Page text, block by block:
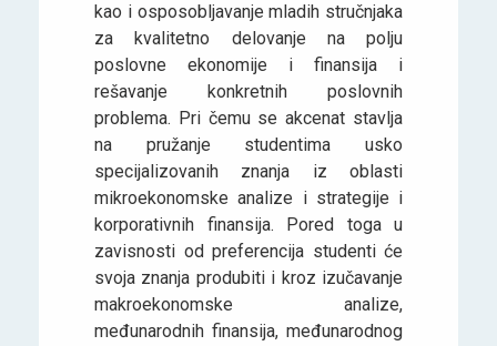
kao i osposobljavanje mladih stručnjaka
za kvalitetno delovanje na polju
poslovne ekonomije i finansija i
rešavanje konkretnih poslovnih
problema. Pri čemu se akcenat stavlja
na pružanje studentima usko
specijalizovanih znanja iz oblasti
mikroekonomske analize i strategije i
korporativnih finansija. Pored toga u
zavisnosti od preferencija studenti će
svoja znanja produbiti i kroz izučavanje
makroekonomske analize,
međunarodnih finansija, međunarodnog